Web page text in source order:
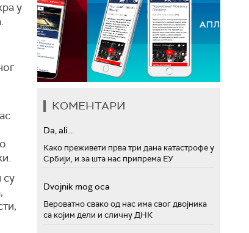
у
.
.
су
КОМЕНТАРИ
Da, ali...
Како преживети прва три дана катастрофе у
Србији, и за шта нас припрема ЕУ
Dvojnik mog oca
Вероватно свако од нас има свог двојника
са којим дели и сличну ДНК